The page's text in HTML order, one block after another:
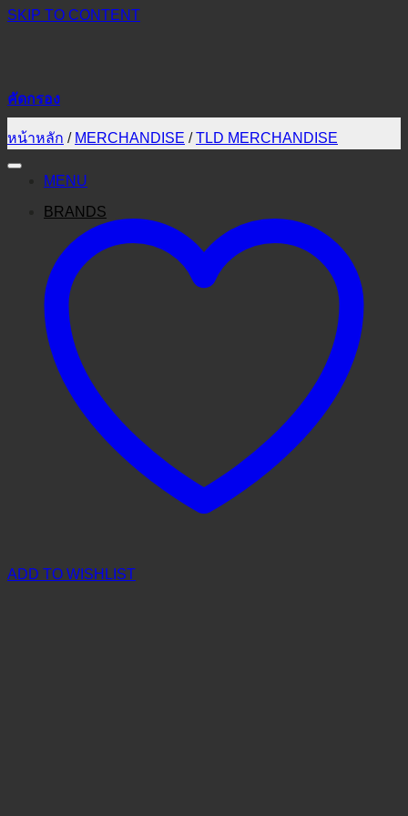
SKIP TO CONTENT
MENU
BRANDS
คัดกรอง
หน้าหลัก / MERCHANDISE / TLD MERCHANDISE
ADD TO WISHLIST